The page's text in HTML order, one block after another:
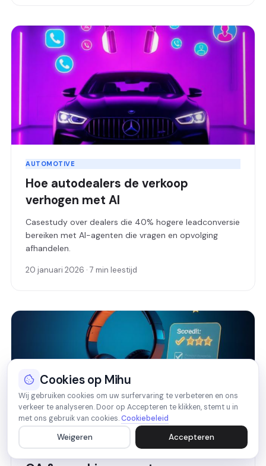
AUTOMOTIVE
Hoe autodealers de verkoop
verhogen met AI
Casestudy over dealers die 40% hogere leadconversie
bereiken met AI-agenten die vragen en opvolging
afhandelen.
20 januari 2026 · 7 min leestijd
FUNCTIES
Cookies op Mihu
Wij gebruiken cookies om uw surfervaring te verbeteren en ons
verkeer te analyseren. Door op Accepteren te klikken, stemt u in
met ons gebruik van cookies.Cookiebeleid
Weigeren Accepteren